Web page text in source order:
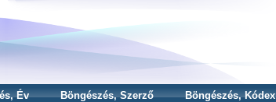
Év Böngészés, Szerző Böngészés, Kódex